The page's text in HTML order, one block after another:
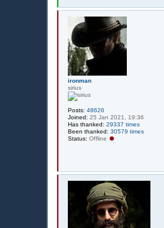
ironman
sirius
Posts: 48626
Joined: 25 Jan 2021, 19:36
Has thanked: 29337 times
Been thanked: 30579 times
Status: Offline